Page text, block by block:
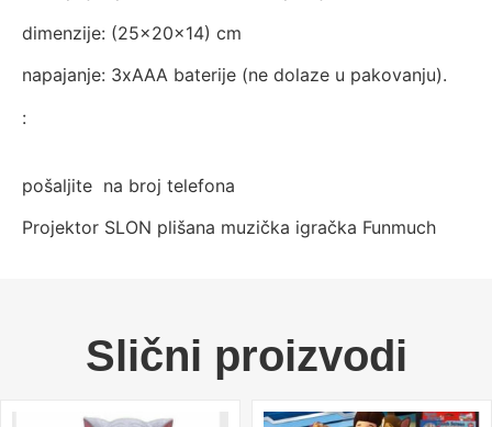
dimenzije: (25x20x14) cm
napajanje: 3xAAA baterije (ne dolaze u pakovanju).
:
pošaljite na broj telefona
Projektor SLON plišana muzička igračka Funmuch
Slični proizvodi